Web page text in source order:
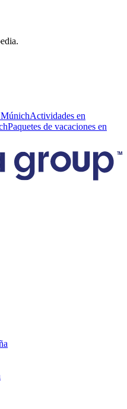
Actividades en
Paquetes de vacaciones en